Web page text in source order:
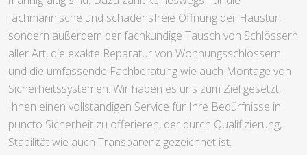
fachmännische und schadensfreie Öffnung der Haustür,
sondern außerdem der fachkundige Tausch von Schlössern
aller Art, die exakte Reparatur von Wohnungsschlössern
und die umfassende Fachberatung wie auch Montage von
Sicherheitssystemen. Wir haben es uns zum Ziel gesetzt,
Ihnen einen vollständigen Service für Ihre Bedürfnisse in
puncto Sicherheit zu offerieren, der durch Qualifizierung,
Stabilität wie auch Transparenz gezeichnet ist.